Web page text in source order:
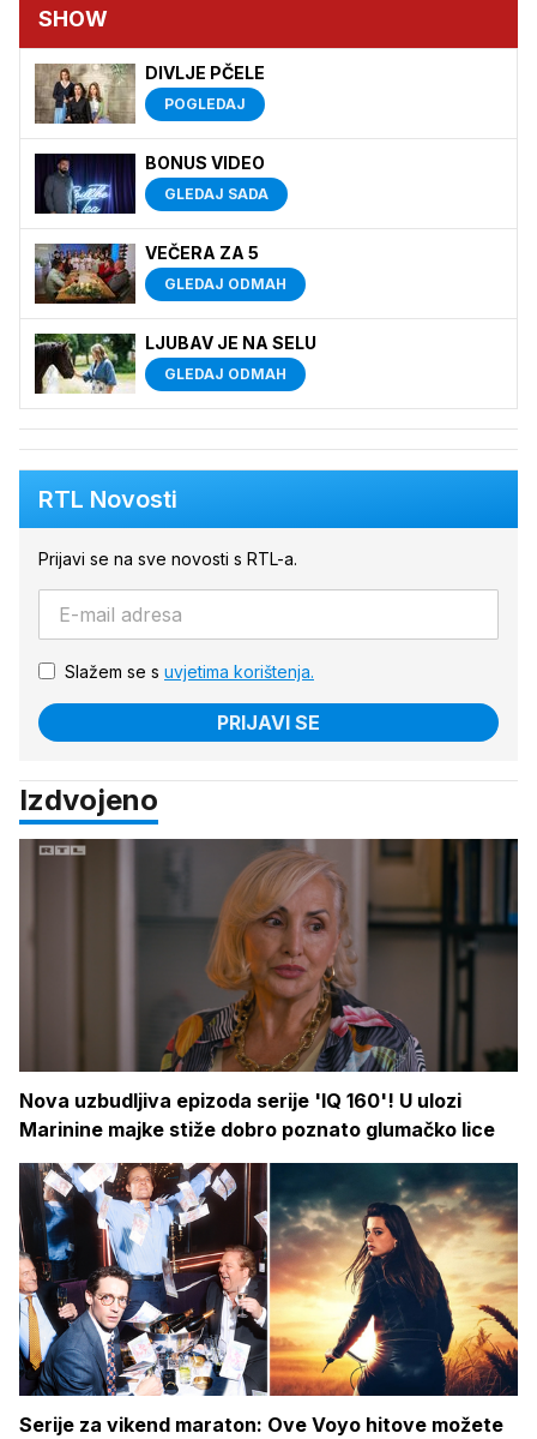
SHOW
DIVLJE PČELE
POGLEDAJ
BONUS VIDEO
GLEDAJ SADA
VEČERA ZA 5
GLEDAJ ODMAH
LJUBAV JE NA SELU
GLEDAJ ODMAH
RTL Novosti
Prijavi se na sve novosti s RTL-a.
Slažem se s uvjetima korištenja.
PRIJAVI SE
Izdvojeno
Nova uzbudljiva epizoda serije 'IQ 160'! U ulozi
Marinine majke stiže dobro poznato glumačko lice
Serije za vikend maraton: Ove Voyo hitove možete